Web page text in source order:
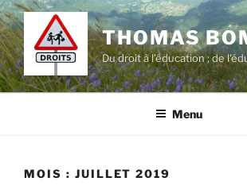
Aller
au
contenu
principal
THOMAS
Du droit à l’éducation ; de
Menu
MOIS : JUILLET 2019